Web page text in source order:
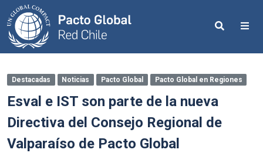
Search
Destacadas Noticias Pacto Global Pacto Global en Regiones
Esval e IST son parte de la nueva
Directiva del Consejo Regional de
Valparaíso de Pacto Global